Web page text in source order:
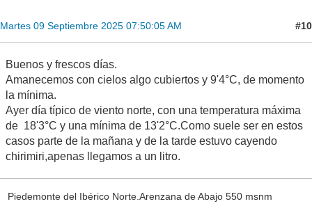
Martes 09 Septiembre 2025 07:50:05 AM #10
Buenos y frescos días.
Amanecemos con cielos algo cubiertos y 9'4°C, de momento
la mínima.
Ayer día típico de viento norte, con una temperatura máxima
de 18'3°C y una mínima de 13'2°C.Como suele ser en estos
casos parte de la mañana y de la tarde estuvo cayendo
chirimiri,apenas llegamos a un litro.
Piedemonte del Ibérico Norte.Arenzana de Abajo 550 msnm